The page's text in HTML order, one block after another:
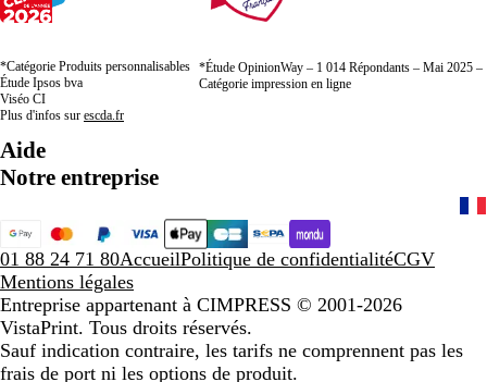
*Catégorie Produits personnalisables
Étude Ipsos bva
Viséo CI
Plus d'infos sur escda.fr
*Étude OpinionWay – 1 014 Répondants – Mai 2025 –
Catégorie impression en ligne
Aide
Notre entreprise
01 88 24 71 80AccueilPolitique de confidentialitéCGV
Mentions légales
Entreprise appartenant à CIMPRESS © 2001-2026
VistaPrint. Tous droits réservés.
Sauf indication contraire, les tarifs ne comprennent pas les
frais de port ni les options de produit.